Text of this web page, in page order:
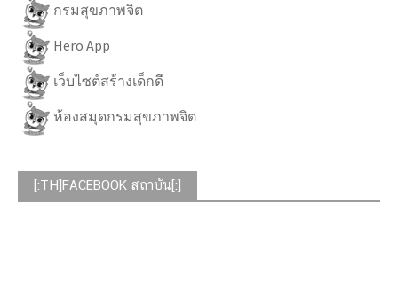
กรมสุขภาพจิต
Hero App
เว็บไซต์สร้างเด็กดี
ห้องสมุดกรมสุขภาพจิต
[:TH]FACEBOOK สถาบัน[:]